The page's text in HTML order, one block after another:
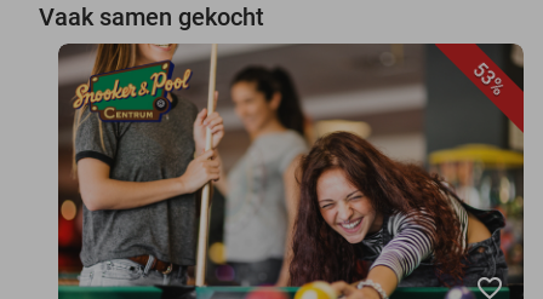
Vaak samen gekocht
53%
favorite_border